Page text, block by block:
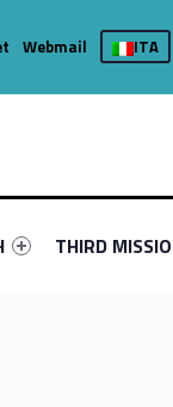
39843-4
#link-menu-
Link identifier
THIRD
Webmail ITA